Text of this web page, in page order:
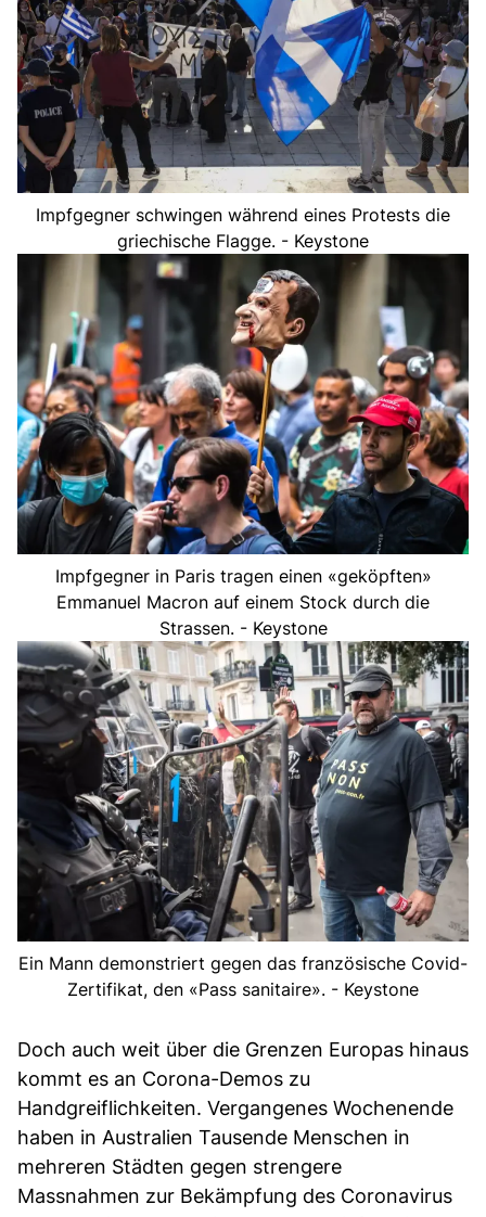
Impfgegner schwingen während eines Protests die
griechische Flagge. - Keystone
Impfgegner in Paris tragen einen «geköpften»
Emmanuel Macron auf einem Stock durch die
Strassen. - Keystone
Ein Mann demonstriert gegen das französische Covid-
Zertifikat, den «Pass sanitaire». - Keystone
Doch auch weit über die Grenzen Europas hinaus
kommt es an Corona-Demos zu
Handgreiflichkeiten. Vergangenes Wochenende
haben in Australien Tausende Menschen in
mehreren Städten gegen strengere
Massnahmen zur Bekämpfung des Coronavirus